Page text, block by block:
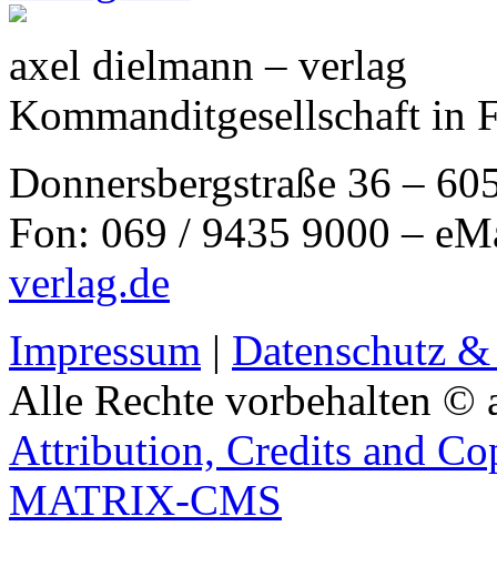
axel dielmann – verlag
Kommanditgesellschaft in
Donnersbergstraße 36 –
Fon: 069 / 9435 9000 –
verlag.de
Impressum | Datenschutz
Alle Rechte vorbehalten ©
Attribution, Credits and
MATRIX-CMS